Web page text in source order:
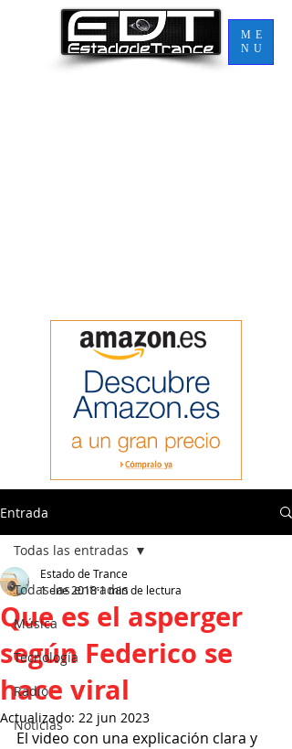
ME
NU
Entrada
Todas las entradas
Música
Tecnología
Radio
Noticias
Todas las entradas
Que es el asperger
según Federico se
hace viral
Estado de Trance
1 ene 20181 min de lectura
Actualizado: 22 jun 2023
El video con una explicación clara y